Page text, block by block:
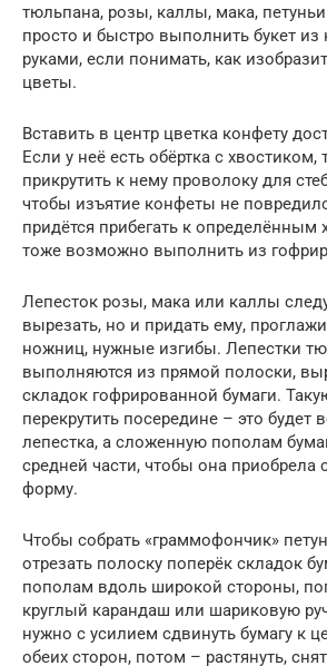
тюльпана, розы, каллы, мака,
просто и быстро выполнить букет
руками, если понимать, как
цветы.
Вставить в центр цветка конфету
Если у неё есть обёртка с хвостиком,
прикрутить к нему проволоку для
чтобы изъятие конфеты не
придётся прибегать к определённым
тоже возможно выполнить из
Лепесток розы, мака или каллы
вырезать, но и придать ему,
ножниц, нужные изгибы. Лепестки
выполняются из прямой полоски,
складок гофрированной бумаги.
перекрутить посередине – это будет
лепестка, а сложенную пополам
средней части, чтобы она приобрела
форму.
Чтобы собрать «граммофончик»
отрезать полоску поперёк складок
пополам вдоль широкой стороны,
круглый карандаш или шариковую
нужно с усилием сдвинуть бумагу к
обеих сторон, потом – растянуть,